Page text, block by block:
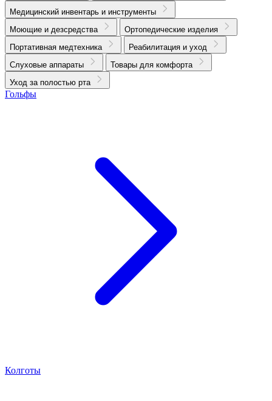
Медицинский инвентарь и инструменты
Моющие и дезсредства
Ортопедические изделия
Портативная медтехника
Реабилитация и уход
Слуховые аппараты
Товары для комфорта
Уход за полостью рта
Гольфы
Колготы